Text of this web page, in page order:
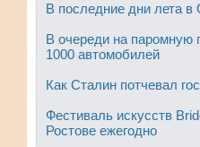
В последние дни лета в
В очереди на паромную
1000 автомобилей
Как Сталин потчевал
Фестиваль искусств
Ростове ежегодно